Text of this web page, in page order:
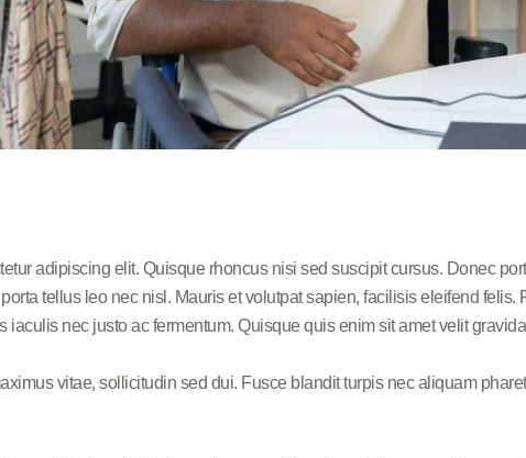
adipiscing elit. Quisque rhoncus nisi sed suscipit cursus. Donec
tellus leo nec nisl. Mauris et volutpat sapien, facilisis eleifend
iaculis nec justo ac fermentum. Quisque quis enim sit amet velit
vitae, sollicitudin sed dui. Fusce blandit turpis nec aliquam